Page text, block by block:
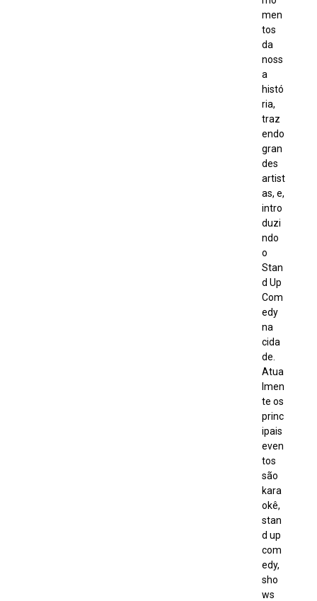
men
tos
da
noss
a
histó
ria,
traz
endo
gran
des
artist
as, e,
intro
duzi
ndo
o
Stan
d Up
Com
edy
na
cida
de.
Atua
lmen
te os
princ
ipais
even
tos
são
kara
okê,
stan
d up
com
edy,
sho
ws